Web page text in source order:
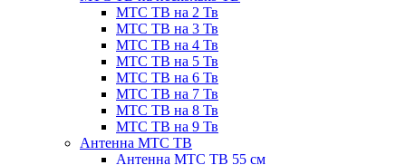
МТС ТВ на 2 Тв
МТС ТВ на 3 Тв
МТС ТВ на 4 Тв
МТС ТВ на 5 Тв
МТС ТВ на 6 Тв
МТС ТВ на 7 Тв
МТС ТВ на 8 Тв
МТС ТВ на 9 Тв
Антенна МТС ТВ
Антенна МТС ТВ 55 см